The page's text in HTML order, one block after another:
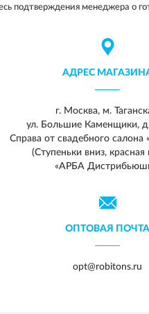
подтверждения менеджера о
АДРЕС
г. Москва, м.
ул. Большие Каменщики,
Справа от свадебного салона
(Ступеньки вниз, красная
«АРБА
ОПТОВАЯ ПОЧТА
opt@robitons.ru